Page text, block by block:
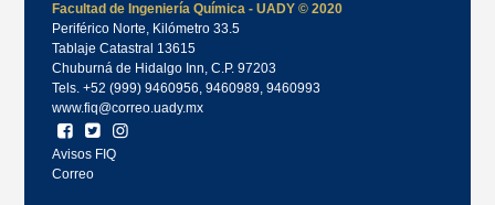
Facultad de Ingeniería Química - UADY © 2020
Periférico Norte, Kilómetro 33.5
Tablaje Catastral 13615
Chuburná de Hidalgo Inn, C.P. 97203
Tels. +52 (999) 9460956, 9460989, 9460993
www.fiq@correo.uady.mx
Avisos FIQ
Correo